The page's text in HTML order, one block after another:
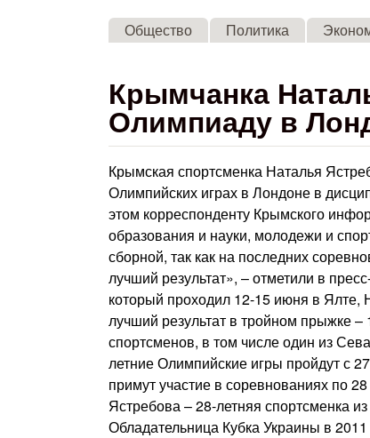
Общество Политика
Крымчанка
Олимпиаду в
Крымская спортсменка Наталья
Олимпийских играх в Лондоне в
этом корреспонденту Крымского
образования и науки, молодежи и
сборной, так как на последних
лучший результат», – отметили в
который проходил 12-15 июня в Ялте,
лучший результат в тройном прыжке
спортсменов, в том числе один из
летние Олимпийские игры пройдут с
примут участие в соревнованиях по
Ястребова – 28-летняя спортсменка
Обладательница Кубка Украины в